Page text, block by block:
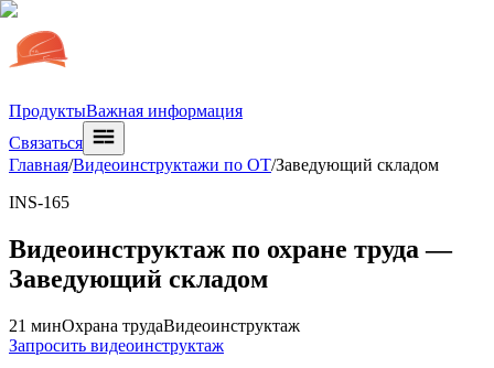
ПродуктыВажная информация
Связаться
Главная/Видеоинструктажи по ОТ/Заведующий складом
INS-165
Видеоинструктаж по охране труда —
Заведующий складом
21 минОхрана трудаВидеоинструктаж
Запросить видеоинструктаж